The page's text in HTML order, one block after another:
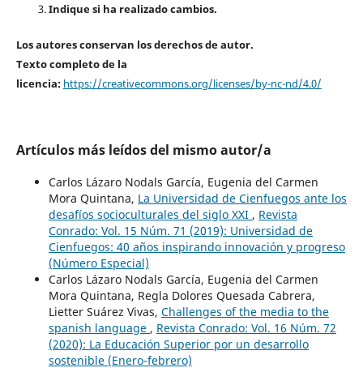
Indique si ha realizado cambios.
Los autores conservan los derechos de autor.
Texto completo de la
licencia: https://creativecommons.org/licenses/by-nc-nd/4.0/
Artículos más leídos del mismo autor/a
Carlos Lázaro Nodals García, Eugenia del Carmen
Mora Quintana, La Universidad de Cienfuegos ante los
desafíos socioculturales del siglo XXI , Revista
Conrado: Vol. 15 Núm. 71 (2019): Universidad de
Cienfuegos: 40 años inspirando innovación y progreso
(Número Especial)
Carlos Lázaro Nodals García, Eugenia del Carmen
Mora Quintana, Regla Dolores Quesada Cabrera,
Lietter Suárez Vivas, Challenges of the media to the
spanish language , Revista Conrado: Vol. 16 Núm. 72
(2020): La Educación Superior por un desarrollo
sostenible (Enero-febrero)